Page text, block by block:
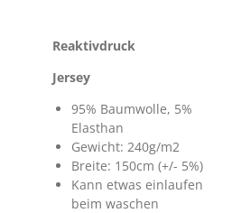
Reaktivdruck
Jersey
95% Baumwolle, 5%
Elasthan
Gewicht: 240g/m2
Breite: 150cm (+/- 5%)
Kann etwas einlaufen
beim waschen